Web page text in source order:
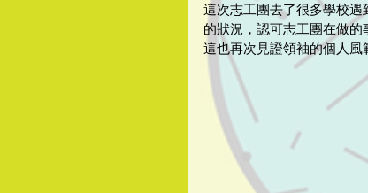
這次志工團去了很多學校
的狀況，認可志工團在做的
這也再次見證領袖的個人